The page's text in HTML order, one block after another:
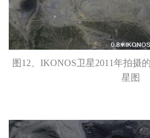
图12、IKONOS卫星2011年拍摄
星图